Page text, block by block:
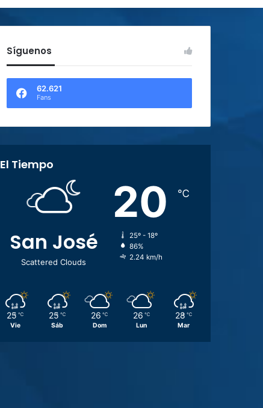
Síguenos
62.621
Fans
El Tiempo
San José
Scattered Clouds
20 ℃
25º - 18º
86%
2.24 km/h
25 ℃
Vie
25 ℃
Sáb
26 ℃
Dom
26 ℃
Lun
28 ℃
Mar